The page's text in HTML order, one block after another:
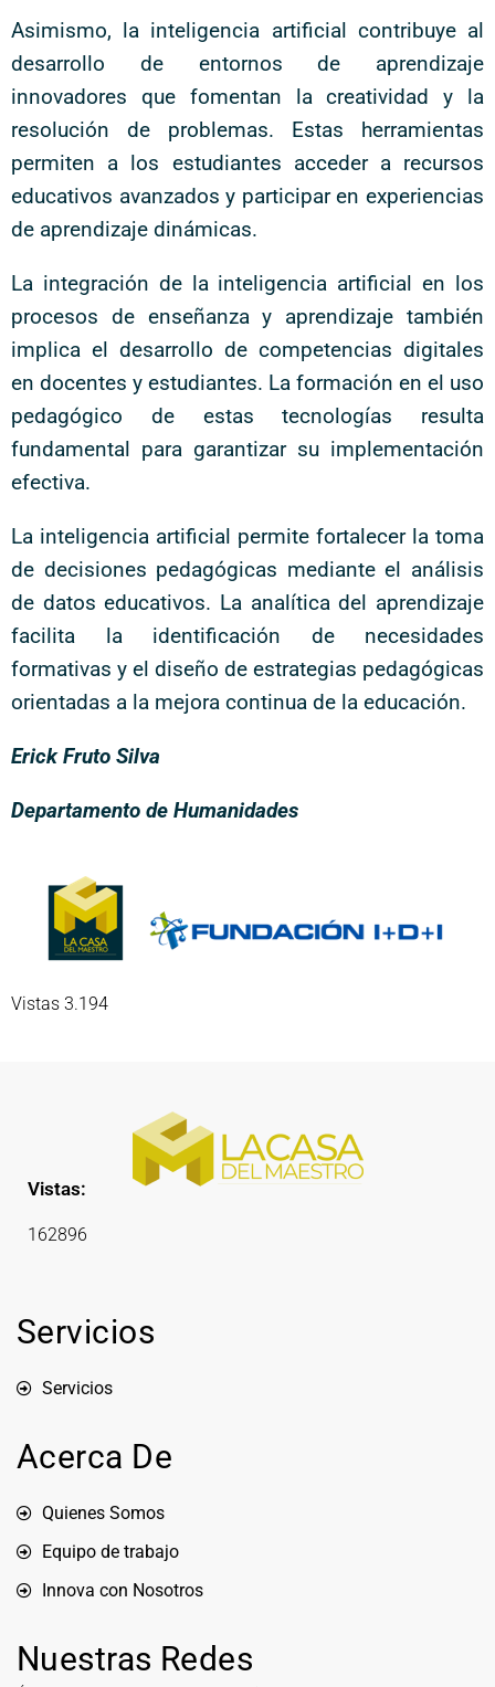
Asimismo, la inteligencia artificial contribuye al
desarrollo de entornos de aprendizaje
innovadores que fomentan la creatividad y la
resolución de problemas. Estas herramientas
permiten a los estudiantes acceder a recursos
educativos avanzados y participar en experiencias
de aprendizaje dinámicas.
La integración de la inteligencia artificial en los
procesos de enseñanza y aprendizaje también
implica el desarrollo de competencias digitales
en docentes y estudiantes. La formación en el uso
pedagógico de estas tecnologías resulta
fundamental para garantizar su implementación
efectiva.
La inteligencia artificial permite fortalecer la toma
de decisiones pedagógicas mediante el análisis
de datos educativos. La analítica del aprendizaje
facilita la identificación de necesidades
formativas y el diseño de estrategias pedagógicas
orientadas a la mejora continua de la educación.
Erick Fruto Silva
Departamento de Humanidades
Vistas 3.194
Vistas:
162896
Servicios
Servicios
Acerca De
Quienes Somos
Equipo de trabajo
Innova con Nosotros
Nuestras Redes